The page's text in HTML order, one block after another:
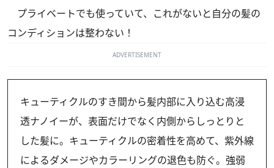
プライベートでも使っていて、これがないと自分の髪の
コンディションは整わない！
ADVERTISEMENT
キューティクルのすき間から髪内部に入り込む高浸
透ナノイーが、表面だけでなく内側からしっとりと
した髪に。キューティクルの密着性を高めて、紫外線
によるダメージやカラーリングの退色も防ぐ。強弱